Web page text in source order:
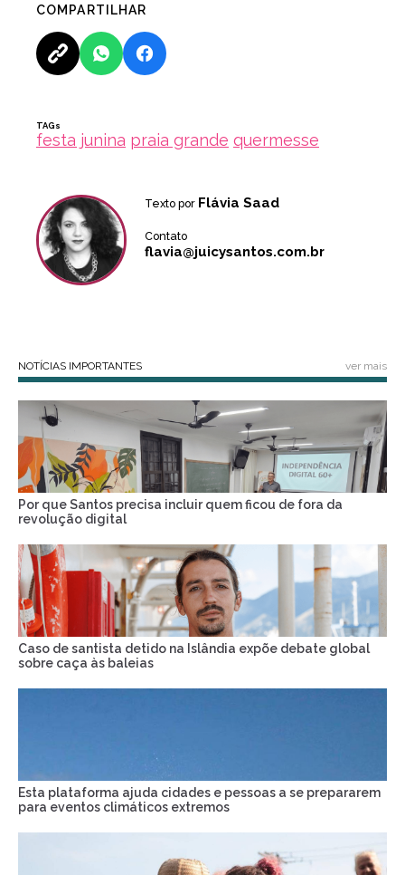
COMPARTILHAR
TAGs
festa junina praia grande quermesse
Texto por Flávia Saad
Contato
flavia@juicysantos.com.br
NOTÍCIAS IMPORTANTES ver mais
Por que Santos precisa incluir quem ficou de fora da
revolução digital
Caso de santista detido na Islândia expõe debate global
sobre caça às baleias
Esta plataforma ajuda cidades e pessoas a se prepararem
para eventos climáticos extremos